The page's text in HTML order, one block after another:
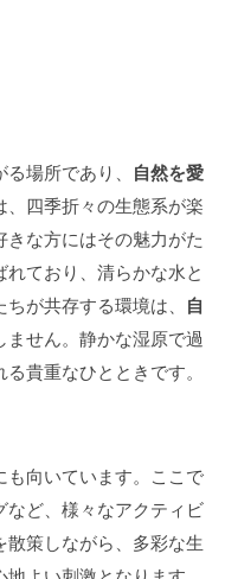
場所であり、 自然を愛
四季折々の生態系が楽
な方にはその魅力がた
ており、清らかな水と
が共存する環境は、 自
せん。静かな湿原で過
貴重なひとときです。
も向いています。ここで
など、様々なアクティビ
策しながら、多彩な生